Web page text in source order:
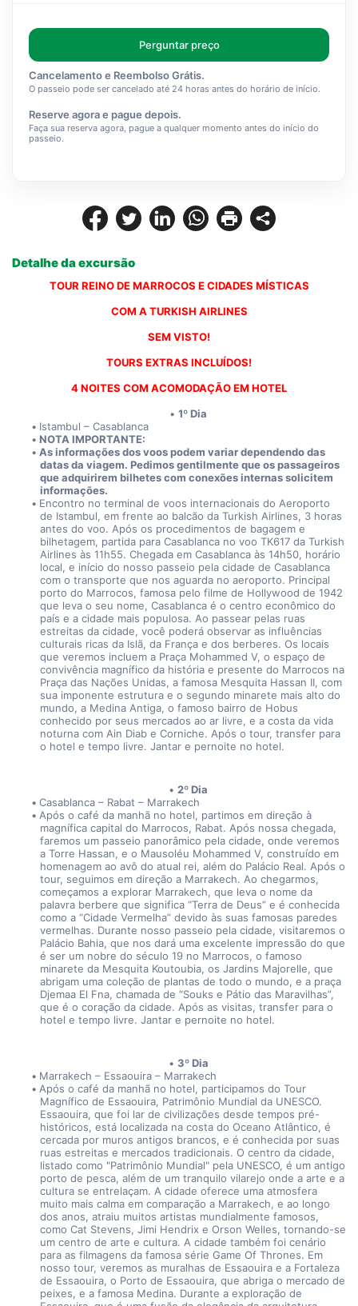
Detalhe da excursão
TOUR REINO DE MARROCOS E CIDADES MÍSTICAS
COM A TURKISH AIRLINES
SEM VISTO!
TOURS EXTRAS INCLUÍDOS!
4 NOITES COM ACOMODAÇÃO EM HOTEL
1º Dia
Istambul – Casablanca
NOTA IMPORTANTE:
As informações dos voos podem variar dependendo das
datas da viagem. Pedimos gentilmente que os passageiros
que adquirirem bilhetes com conexões internas solicitem
informações.
Encontro no terminal de voos internacionais do Aeroporto
de Istambul, em frente ao balcão da Turkish Airlines, 3 horas
antes do voo. Após os procedimentos de bagagem e
bilhetagem, partida para Casablanca no voo TK617 da Turkish
Airlines às 11h55. Chegada em Casablanca às 14h50, horário
local, e início do nosso passeio pela cidade de Casablanca
com o transporte que nos aguarda no aeroporto. Principal
porto do Marrocos, famosa pelo filme de Hollywood de 1942
que leva o seu nome, Casablanca é o centro econômico do
país e a cidade mais populosa. Ao passear pelas ruas
estreitas da cidade, você poderá observar as influências
culturais ricas da Islã, da França e dos berberes. Os locais
que veremos incluem a Praça Mohammed V, o espaço de
convivência magnífico da história e presente do Marrocos na
Praça das Nações Unidas, a famosa Mesquita Hassan II, com
sua imponente estrutura e o segundo minarete mais alto do
mundo, a Medina Antiga, o famoso bairro de Hobus
conhecido por seus mercados ao ar livre, e a costa da vida
noturna com Ain Diab e Corniche. Após o tour, transfer para
o hotel e tempo livre. Jantar e pernoite no hotel.
2º Dia
Casablanca – Rabat – Marrakech
Após o café da manhã no hotel, partimos em direção à
magnífica capital do Marrocos, Rabat. Após nossa chegada,
faremos um passeio panorâmico pela cidade, onde veremos
a Torre Hassan, e o Mausoléu Mohammed V, construído em
homenagem ao avô do atual rei, além do Palácio Real. Após o
tour, seguimos em direção a Marrakech. Ao chegarmos,
começamos a explorar Marrakech, que leva o nome da
palavra berbere que significa “Terra de Deus” e é conhecida
como a “Cidade Vermelha” devido às suas famosas paredes
vermelhas. Durante nosso passeio pela cidade, visitaremos o
Palácio Bahia, que nos dará uma excelente impressão do que
é ser um nobre do século 19 no Marrocos, o famoso
minarete da Mesquita Koutoubia, os Jardins Majorelle, que
abrigam uma coleção de plantas de todo o mundo, e a praça
Djemaa El Fna, chamada de “Souks e Pátio das Maravilhas”,
que é o coração da cidade. Após as visitas, transfer para o
hotel e tempo livre. Jantar e pernoite no hotel.
3º Dia
Marrakech – Essaouira – Marrakech
Após o café da manhã no hotel, participamos do Tour
Magnífico de Essaouira, Patrimônio Mundial da UNESCO.
Essaouira, que foi lar de civilizações desde tempos pré-
históricos, está localizada na costa do Oceano Atlântico, é
cercada por muros antigos brancos, e é conhecida por suas
ruas estreitas e mercados tradicionais. O centro da cidade,
listado como "Patrimônio Mundial" pela UNESCO, é um antigo
porto de pesca, além de um tranquilo vilarejo onde a arte e a
cultura se entrelaçam. A cidade oferece uma atmosfera
muito mais calma em comparação a Marrakech, e ao longo
dos anos, atraiu muitos artistas mundialmente famosos,
como Cat Stevens, Jimi Hendrix e Orson Welles, tornando-se
um centro de arte e cultura. A cidade também foi cenário
para as filmagens da famosa série Game Of Thrones. Em
nosso tour, veremos as muralhas de Essaouira e a Fortaleza
de Essaouira, o Porto de Essaouira, que abriga o mercado de
peixes, e a famosa Medina. Durante a exploração de
Perguntar preço
Cancelamento e Reembolso Grátis.
O passeio pode ser cancelado até 24 horas antes do horário de início.
Reserve agora e pague depois.
Faça sua reserva agora, pague a qualquer momento antes do início do
passeio.